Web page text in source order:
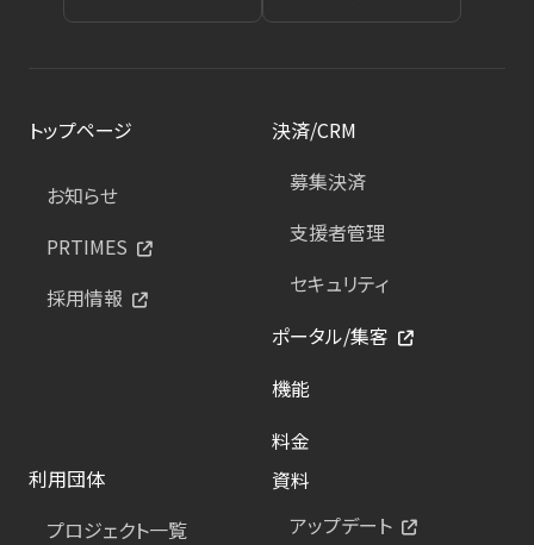
トップページ
お知らせ
PRTIMES
採用情報
決済/CRM
募集決済
支援者管理
セキュリティ
ポータル/集客
機能
料金
利用団体
プロジェクト一覧
資料
アップデート